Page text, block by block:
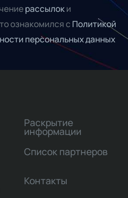
рассылоки
ознакомился с Политикой
персональных данных
Раскрытие
информации
Список партнеров
Контакты